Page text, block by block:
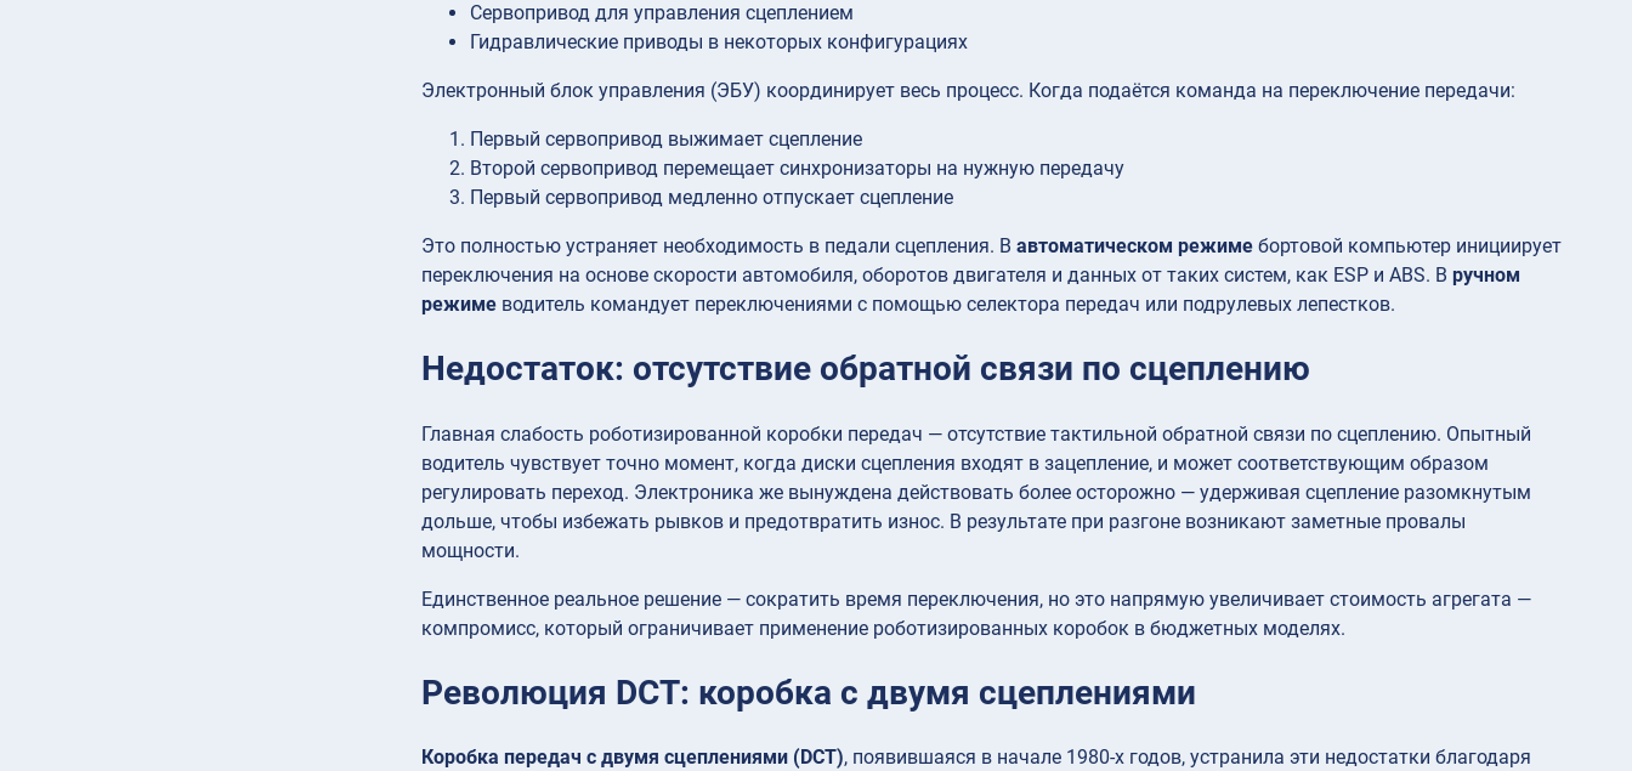
Сервопривод для управления сцеплением
Гидравлические приводы в некоторых конфигурациях
Электронный блок управления (ЭБУ) координирует весь процесс. Когда подаётся команда на переключение передачи:
Первый сервопривод выжимает сцепление
Второй сервопривод перемещает синхронизаторы на нужную передачу
Первый сервопривод медленно отпускает сцепление
Это полностью устраняет необходимость в педали сцепления. В автоматическом режиме бортовой компьютер инициирует
переключения на основе скорости автомобиля, оборотов двигателя и данных от таких систем, как ESP и ABS. В ручном
режиме водитель командует переключениями с помощью селектора передач или подрулевых лепестков.
Недостаток: отсутствие обратной связи по сцеплению
Главная слабость роботизированной коробки передач — отсутствие тактильной обратной связи по сцеплению. Опытный
водитель чувствует точно момент, когда диски сцепления входят в зацепление, и может соответствующим образом
регулировать переход. Электроника же вынуждена действовать более осторожно — удерживая сцепление разомкнутым
дольше, чтобы избежать рывков и предотвратить износ. В результате при разгоне возникают заметные провалы
мощности.
Единственное реальное решение — сократить время переключения, но это напрямую увеличивает стоимость агрегата —
компромисс, который ограничивает применение роботизированных коробок в бюджетных моделях.
Революция DCT: коробка с двумя сцеплениями
Коробка передач с двумя сцеплениями (DCT), появившаяся в начале 1980-х годов, устранила эти недостатки благодаря